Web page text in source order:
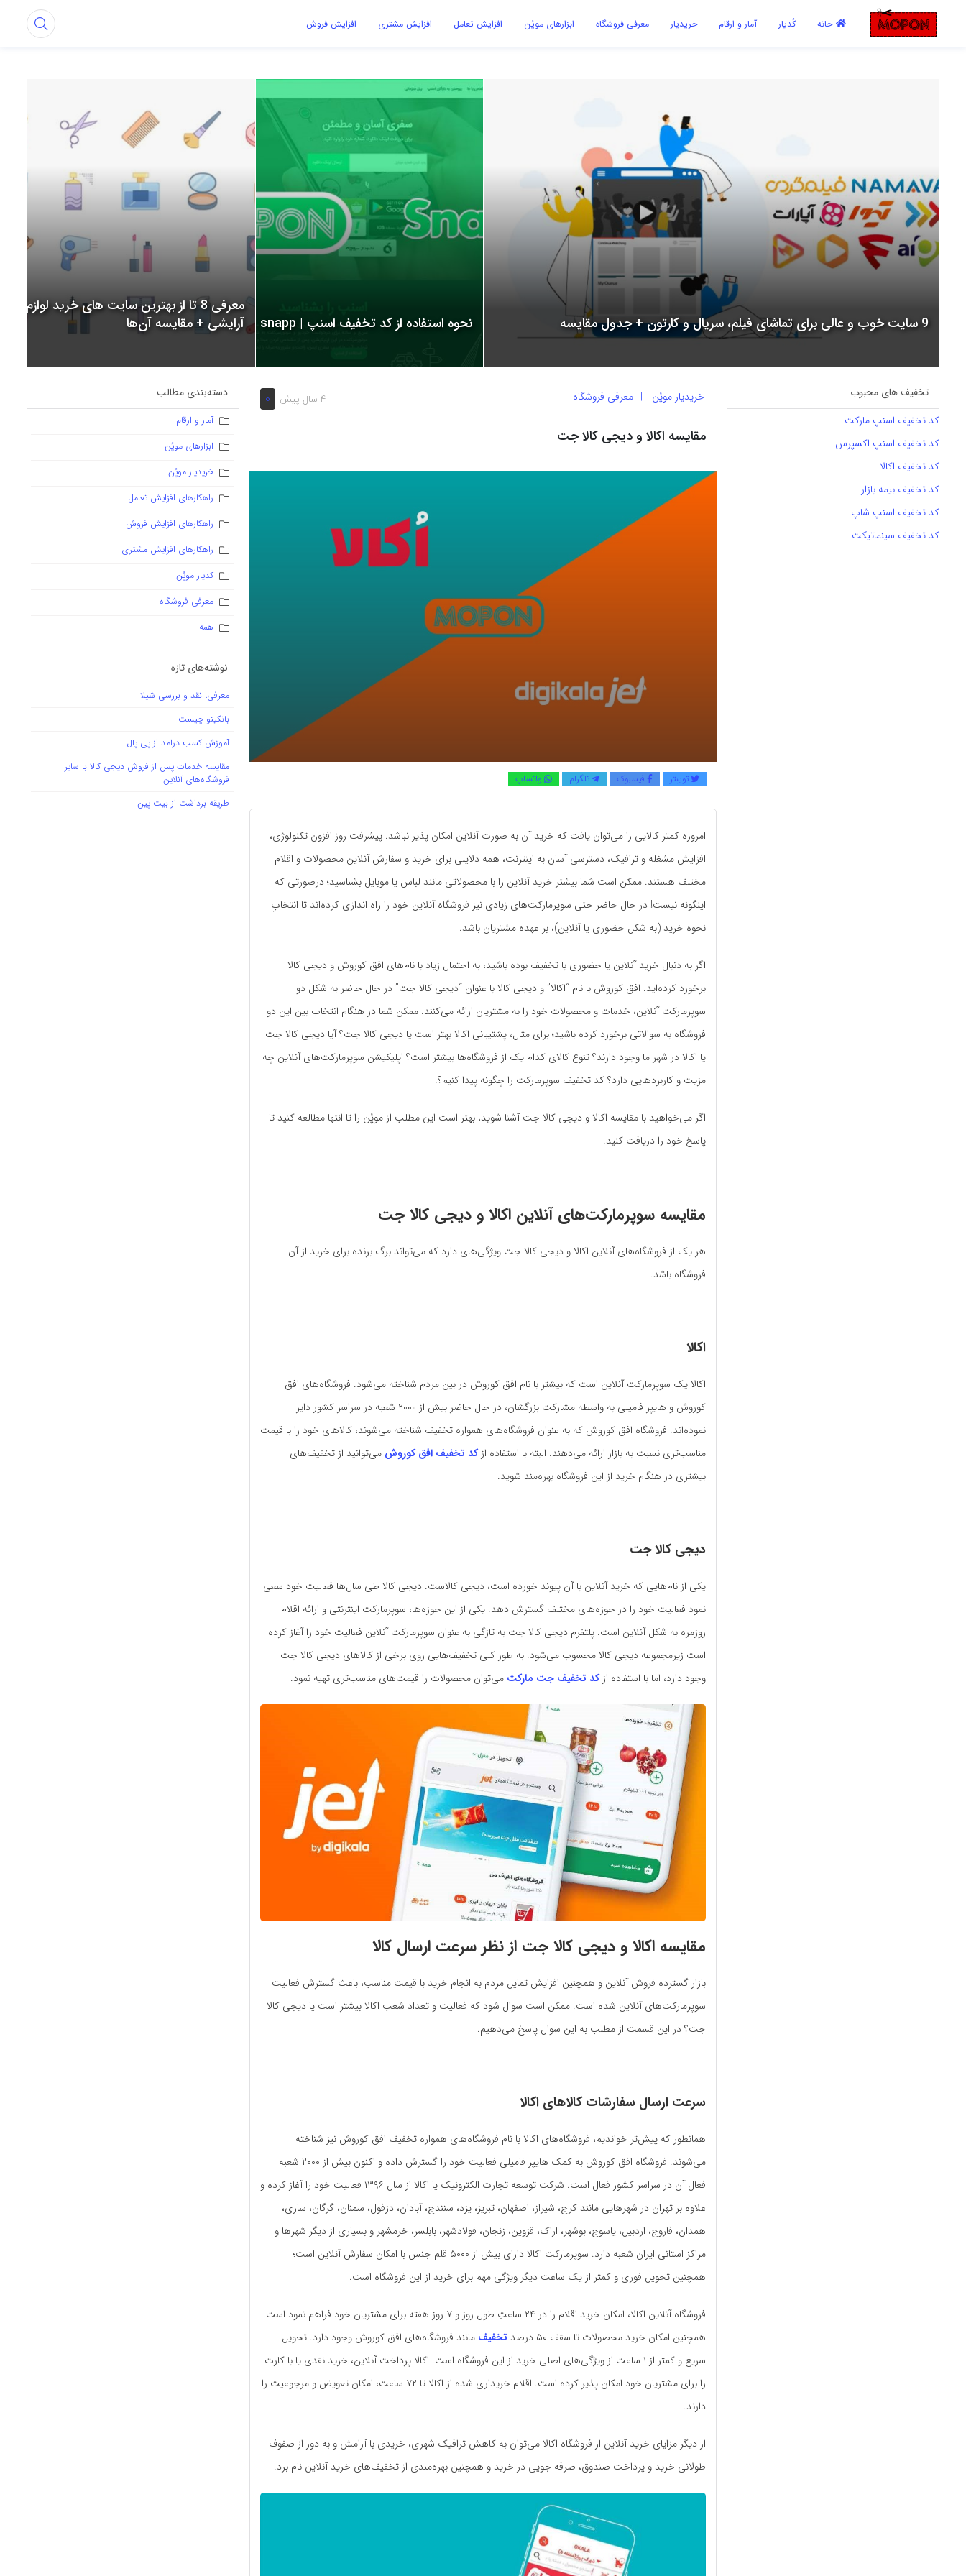
خانه کُدیار آمار و ارقام خریدیار معرفی فروشگاه ابزارهای موپُن افزایش تعامل افزایش مشتری افزایش فروش اشتراک گذاری
9 سایت خوب و عالی برای تماشای فیلم، سریال و کارتون + جدول مقایسه نحوه استفاده از کد تخفیف اسنپ | snapp
معرفی 8 تا از بهترین سایت های خرید لوازم
آرایشی + مقایسه آن‌ها
تخفیف های محبوب
کد تخفیف اسنپ مارکت
کد تخفیف اسنپ اکسپرس
کد تخفیف اکالا
کد تخفیف بیمه بازار
کد تخفیف اسنپ شاپ
کد تخفیف سینماتیکت
4 سال پیش 0 خریدیار موپُن معرفی فروشگاه
مقایسه اکالا و دیجی کالا جت
توییتر فیسبوک تلگرام واتساپ
امروزه کمتر کالایی را می‌توان یافت که خرید آن به صورت آنلاین امکان پذیر نباشد. پیشرفت روز افزون تکنولوژی،
افزایش مشغله و ترافیک، دسترسی آسان به اینترنت، همه دلایلی برای خرید و سفارش آنلاین محصولات و اقلام
مختلف هستند. ممکن است شما بیشتر خرید آنلاین را با محصولاتی مانند لباس یا موبایل بشناسید؛ درصورتی که
اینگونه نیست! در حال حاضر حتی سوپرمارکت‌های زیادی نیز فروشگاه آنلاین خود را راه اندازی کرده‌اند تا انتخابِ
نحوه خرید (به شکل حضوری یا آنلاین)، بر عهده مشتریان باشد.
اگر به دنبال خرید آنلاین یا حضوری با تخفیف بوده باشید، به احتمال زیاد با نام‌های افق کوروش و دیجی کالا
برخورد کرده‌اید. افق کوروش با نام “اکالا” و دیجی کالا با عنوان “دیجی‌ کالا جت” در حال حاضر به شکل دو
سوپرمارکت آنلاین، خدمات و محصولات خود را به مشتریان ارائه می‌کنند. ممکن شما در هنگام انتخاب بین این دو
فروشگاه به سوالاتی برخورد کرده باشید؛ برای مثال، پشتیبانی اکالا بهتر است یا دیجی کالا جت؟ آیا دیجی کالا جت
یا اکالا در شهر ما وجود دارند؟ تنوع کالای کدام یک از فروشگاه‌ها بیشتر است؟ اپلیکیشن سوپرمارکت‌های آنلاین چه
مزیت و کاربردهایی دارد؟ کد تخفیف سوپرمارکت را چگونه پیدا کنیم؟.
اگر می‌خواهید با مقایسه اکالا و دیجی کالا جت آشنا شوید، بهتر است این مطلب از موپُن را تا انتها مطالعه کنید تا
پاسخ خود را دریافت کنید.
مقایسه سوپرمارکت‌های آنلاین اکالا و دیجی کالا جت
هر یک از فروشگاه‌های آنلاین اکالا و دیجی کالا جت ویژگی‌های دارد که می‌تواند برگ برنده برای خرید از آن
فروشگاه باشد.
اکالا
اکالا یک سوپرمارکت آنلاین است که بیشتر با نام افق کوروش در بین مردم شناخته می‌شود. فروشگاه‌های افق
کوروش و هایپر فامیلی به واسطه مشارکت بزرگشان، در حال حاضر بیش از ۲۰۰۰ شعبه در سراسر کشور دایر
نموده‌اند. فروشگاه‌ افق کوروش که به عنوان فروشگاه‌های همواره تخفیف شناخته می‌شوند، کالاهای خود را با قیمت
مناسب‌تری نسبت به بازار ارائه می‌دهند. البته با استفاده ازکد تخفیف افق کوروش می‌توانید از تخفیف‌های
بیشتری در هنگام خرید از این فروشگاه بهره‌مند شوید.
دیجی کالا جت
یکی از نام‌هایی که خرید آنلاین با آن پیوند خورده است، دیجی کالاست. دیجی کالا طی سال‌ها فعالیت خود سعی
نمود فعالیت خود را در حوزه‌های مختلف گسترش دهد. یکی از این حوزه‌ها، سوپرمارکت اینترنتی و ارائه اقلام
روزمره به شکل آنلاین است. پلتفرم دیجی کالا جت به تازگی به عنوان سوپرمارکت آنلاین فعالیت خود را آغاز کرده
است زیرمجموعه دیجی کالا محسوب می‌شود. به طور کلی تخفیف‌هایی روی برخی از کالاهای دیجی کالا جت
وجود دارد، اما با استفاده ازکد تخفیف جت مارکت می‌توان محصولات را قیمت‌های مناسب‌تری تهیه نمود.
مقایسه اکالا و دیجی کالا جت از نظر سرعت ارسال کالا
بازار گسترده فروش آنلاین و همچنین افزایش تمایل مردم به انجام خرید با قیمت مناسب، باعث گسترش فعالیت
سوپرمارکت‌های آنلاین شده است. ممکن است سوال شود که فعالیت و تعداد شعب اکالا بیشتر است یا دیجی کالا
جت؟ در این‌ قسمت از مطلب به این سوال پاسخ می‌دهیم.
سرعت ارسال سفارشات کالاهای اکالا
همانطور که پیش‌تر خواندیم، فروشگاه‌های اکالا با نام فروشگاه‌های همواره تخفیف افق کوروش نیز شناخته
می‌شوند. فروشگاه افق کوروش به کمک هایپر فامیلی فعالیت خود را گسترش داده و اکنون بیش از ۲۰۰۰ شعبه
فعال آن در سراسر کشور فعال است. شرکت توسعه تجارت الکترونیک یا اکالا از سال ۱۳۹۶ فعالیت خود را آغاز کرده و
علاوه بر تهران در شهرهایی مانند کرج، شیراز، اصفهان، تبریز، یزد، سنندج، آبادان، دزفول، سمنان، گرگان، ساری،
همدان، فاروج، اردبیل، یاسوج، بوشهر، اراک، قزوین، زنجان، فولادشهر، بابلسر، خرمشهر و بسیاری از دیگر شهرها و
مراکز استانی ایران شعبه دارد. سوپرمارکت اکالا دارای بیش از ۵۰۰۰ قلم جنس با امکان سفارش آنلاین است؛
همچنین تحویل فوری و کمتر از یک ساعت دیگر ویژگی مهم برای خرید از این فروشگاه است.
فروشگاه آنلاین اکالا، امکان خرید اقلام را در ۲۴ ساعتِ طول روز و ۷ روز هفته برای مشتریان خود فراهم نمود است.
همچنین امکان خرید محصولات تا سقف ۵۰ درصد
تخفیف مانند فروشگاه‌های افق کوروش وجود دارد. تحویل
سریع و کمتر از ۱ ساعت از ویژگی‌های اصلی خرید از این فروشگاه است. اکالا پرداخت آنلاین، خرید نقدی یا با کارت
را برای مشتریان خود امکان پذیر کرده است. اقلام خریداری شده از اکالا تا ۷۲ ساعت، امکان تعویض و مرجوعیت را
دارند.
از دیگر مزایای خرید آنلاین از فروشگاه اکالا می‌توان به کاهش ترافیک شهری، خریدی با آرامش و به دور از صفوف
طولانی خرید و پرداخت صندوق، صرفه جویی در خرید و همچنین بهره‌مندی از تخفیف‌های خرید آنلاین نام برد.
دسته‌بندی مطالب
آمار و ارقام
ابزارهای موپُن
خریدیار موپُن
راهکارهای افزایش تعامل
راهکارهای افزایش فروش
راهکارهای افزایش مشتری
کدیار موپُن
معرفی فروشگاه
همه
نوشته‌های تازه
معرفی، نقد و بررسی شیلا
بانکینو چیست
آموزش کسب درامد از پی پال
مقایسه خدمات پس از فروش دیجی کالا با سایر
فروشگاه‌های آنلاین
طریقه برداشت از بیت پین